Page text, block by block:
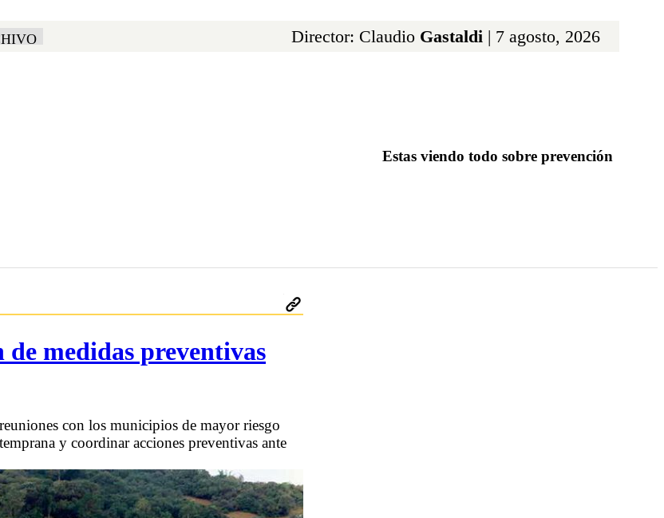
Director: Claudio Gastaldi | 7 agosto, 2026
Estas viendo todo sobre prevención
medidas preventivas
con los municipios de mayor riesgo
y coordinar acciones preventivas ante